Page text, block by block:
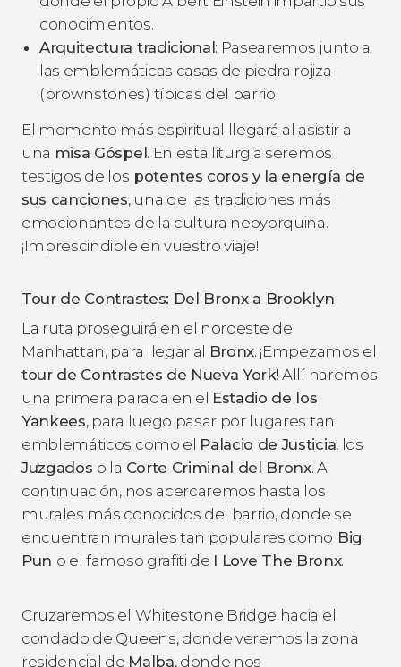
conocimientos.
Arquitectura tradicional: Pasearemos junto a
las emblemáticas casas de piedra rojiza
(brownstones) típicas del barrio.
El momento más espiritual llegará al asistir a
una misa Góspel. En esta liturgia seremos
testigos de los potentes coros y la energía de
sus canciones, una de las tradiciones más
emocionantes de la cultura neoyorquina.
¡Imprescindible en vuestro viaje!
Tour de Contrastes: Del Bronx a Brooklyn
La ruta proseguirá en el noroeste de
Manhattan, para llegar al Bronx. ¡Empezamos el
tour de Contrastes de Nueva York! Allí haremos
una primera parada en el Estadio de los
Yankees, para luego pasar por lugares tan
emblemáticos como el Palacio de Justicia, los
Juzgados o la Corte Criminal del Bronx. A
continuación, nos acercaremos hasta los
murales más conocidos del barrio, donde se
encuentran murales tan populares como Big
Pun o el famoso grafiti de I Love The Bronx.
Cruzaremos el Whitestone Bridge hacia el
condado de Queens, donde veremos la zona
residencial de Malba, donde nos